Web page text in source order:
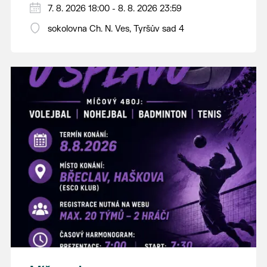
PÁTEK 7. srpna
18:00 - ruční stavění máje
14:00 - krojový průvod pro stárky od
hostince “U Buvola”
16:00 - odpolední zábava na sokolovně
21:00 - večerní zábava
K tanci a poslechu bude hrát DH
Lanžhotčané.
Těšíme se na Vás!
7. 8. 2026 18:00 - 8. 8. 2026 23:59
sokolovna Ch. N. Ves, Tyršův sad 4